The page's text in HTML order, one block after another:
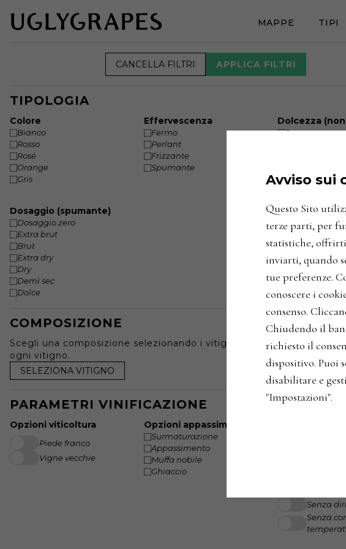
MAPPE TIPI
CANCELLA FILTRI APPLICA FILTRI
TIPOLOGIA
Colore
Bianco
Rosso
Rosé
Orange
Gris
Effervescenza
Fermo
Perlant
Frizzante
Spumante
Dolcezza
Secco
Dosaggio (spumante)
Dosaggio zero
Extra brut
Brut
Extra dry
Dry
Demì sec
Dolce
COMPOSIZIONE
Scegli una composizione selezionando i vitigni e specificando la
ogni vitigno.
SELEZIONA VITIGNO
PARAMETRI VINIFICAZIONE
Opzioni viticoltura
Piede franco
Vigne vecchie
Opzioni appassimento
Surmaturazione
Appassimento
Muffa nobile
Ghiaccio
Opzioni
Senza
Senza
Avviso sui
Questo Sito
terze parti, per
statistiche,
inviarti, quando
tue preferenze.
conoscere i
consenso.
Chiudendo il
richiesto il
dispositivo. Puoi
disabilitare e
"Impostazioni".